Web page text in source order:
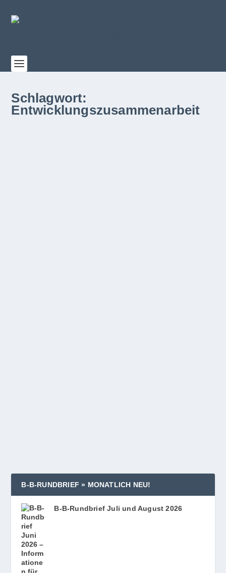
Schlagwort:
Entwicklungszusammenarbeit
B‑B‑RUNDBRIEF » MONATLICH NEU!
B‑B-Rundbrief Juli und August 2026